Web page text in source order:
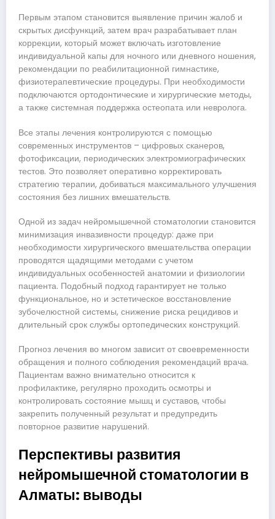
Первым этапом становится выявление причин жалоб и
скрытых дисфункций, затем врач разрабатывает план
коррекции, который может включать изготовление
индивидуальной капы для ночного или дневного ношения,
рекомендации по реабилитационной гимнастике,
физиотерапевтические процедуры. При необходимости
подключаются ортодонтические и хирургические методы,
а также системная поддержка остеопата или невролога.
Все этапы лечения контролируются с помощью
современных инструментов – цифровых сканеров,
фотофиксации, периодических электромиографических
тестов. Это позволяет оперативно корректировать
стратегию терапии, добиваться максимального улучшения
состояния без лишних вмешательств.
Одной из задач нейромышечной стоматологии становится
минимизация инвазивности процедур: даже при
необходимости хирургического вмешательства операции
проводятся щадящими методами с учетом
индивидуальных особенностей анатомии и физиологии
пациента. Подобный подход гарантирует не только
функциональное, но и эстетическое восстановление
зубочелюстной системы, снижение риска рецидивов и
длительный срок службы ортопедических конструкций.
Прогноз лечения во многом зависит от своевременности
обращения и полного соблюдения рекомендаций врача.
Пациентам важно внимательно относится к
профилактике, регулярно проходить осмотры и
контролировать состояние мышц и суставов, чтобы
закрепить полученный результат и предупредить
повторное развитие нарушений.
Перспективы развития
нейромышечной стоматологии в
Алматы: выводы